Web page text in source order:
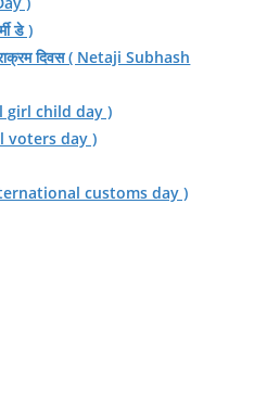
डे )
दिवस ( Netaji Subhash
girl child day )
voters day )
international customs day )